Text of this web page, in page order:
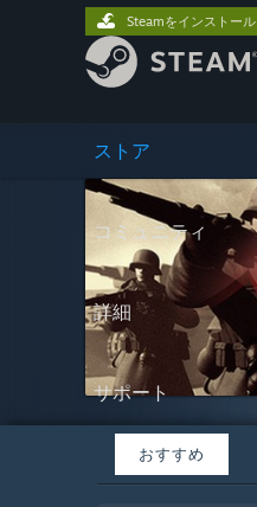
ストア
コミュニティ
詳細
サポート
Steamをインストール
おすすめ